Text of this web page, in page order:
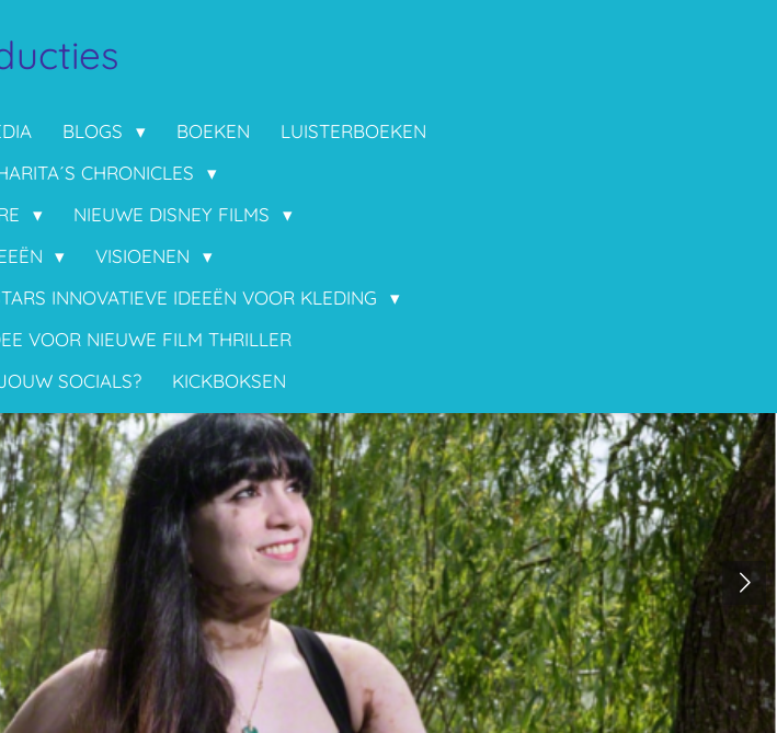
BLOGS BOEKEN
LUISTERBOEKEN
CHRONICLES
NIEUWE DISNEY FILMS
VISIOENEN
INNOVATIEVE IDEEËN VOOR KLEDING
VOOR NIEUWE FILM THRILLER
SOCIALS? KICKBOKSEN